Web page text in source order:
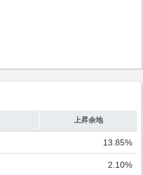
上昇余地
13.85%
2.10%